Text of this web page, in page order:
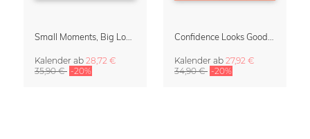
Small Moments, Big Love – Mutterschaftskalender von Giselle Dekel
Kalender ab 28,72 €
35,90 € -20%
Confidence Looks Good On You Kalender 2027
Kalender ab 27,92 €
34,90 € -20%